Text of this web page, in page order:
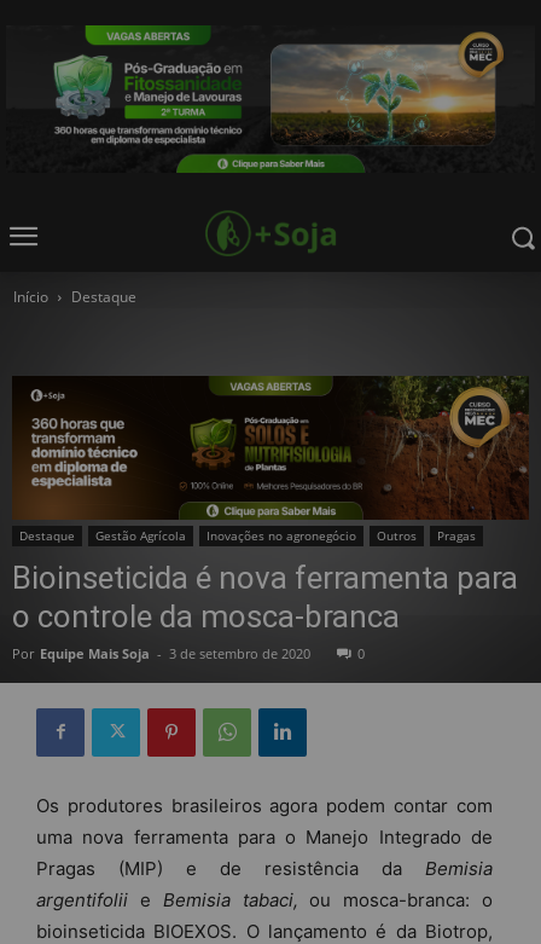
Início Destaque
Destaque Gestão Agrícola Inovações no agronegócio Outros Pragas
Bioinseticida é nova ferramenta para
o controle da mosca-branca
Por Equipe Mais Soja - 3 de setembro de 2020 0
Os produtores brasileiros agora podem contar com
uma nova ferramenta para o Manejo Integrado de
Pragas (MIP) e de resistência da Bemisia
argentifolii e Bemisia tabaci, ou mosca-branca: o
bioinseticida BIOEXOS. O lançamento é da Biotrop,